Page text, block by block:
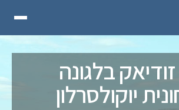
בלגונה
יוקולסרלון